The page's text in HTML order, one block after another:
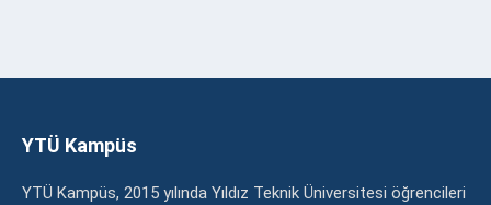
YTÜ Kampüs
YTÜ Kampüs, 2015 yılında Yıldız Teknik Üniversitesi öğrencileri